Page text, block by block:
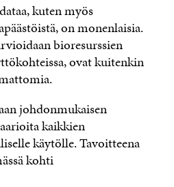
kuten myös
on monenlaisia.
bioresurssien
ovat kuitenkin
johdonmukaisen
kaikkien
käytölle. Tavoitteena
kohti